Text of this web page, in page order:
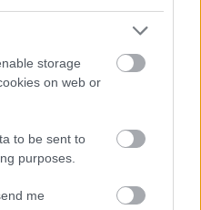
storage
on web or
to be sent to
purposes.
me
vásárolta
jogait az